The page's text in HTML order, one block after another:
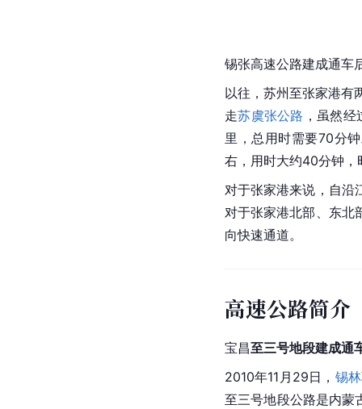
锡张高速公路建成通车
以往，苏州至张家港有
走苏虞张公路 ，虽然
里，总用时需要70分
右，用时大约40分钟，
对于张家港来说，自沿
对于张家港北部、东北
向快速通道。
高速公路简介
宝昌至三号地段建成通
2010年11月29日， 锡
至三号地段公路是内蒙